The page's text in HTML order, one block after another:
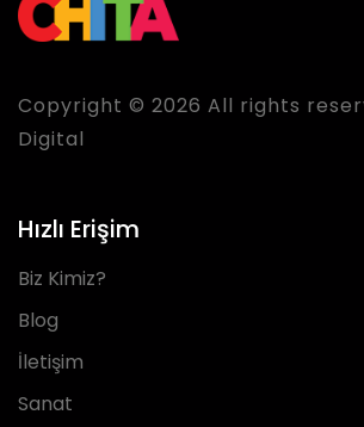
Copyright © 2026 All rights
Digital
Hızlı Erişim
Biz Kimiz?
Blog
İletişim
Sanat